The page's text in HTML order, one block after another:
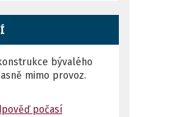
bývalého
mimo provoz.
počasí